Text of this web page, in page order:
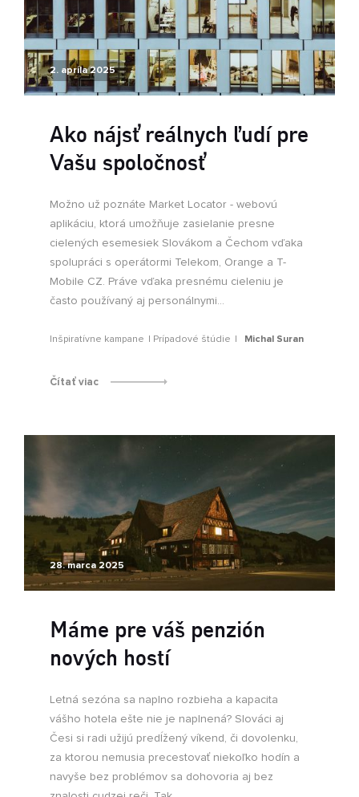
2. apríla 2025
Ako nájsť reálnych ľudí pre
Vašu spoločnosť
Možno už poznáte Market Locator - webovú
aplikáciu, ktorá umožňuje zasielanie presne
cielených esemesiek Slovákom a Čechom vďaka
spolupráci s operátormi Telekom, Orange a T-
Mobile CZ. Práve vďaka presnému cieleniu je
často používaný aj personálnymi...
Inšpiratívne kampane Prípadové štúdie Michal Suran
Čítať viac
28. marca 2025
Máme pre váš penzión
nových hostí
Letná sezóna sa naplno rozbieha a kapacita
vášho hotela ešte nie je naplnená? Slováci aj
Česi si radi užijú predĺžený víkend, či dovolenku,
za ktorou nemusia precestovať niekoľko hodín a
navyše bez problémov sa dohovoria aj bez